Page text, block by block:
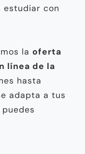
estudiar con
la oferta
línea de la
hasta
adapta a tus